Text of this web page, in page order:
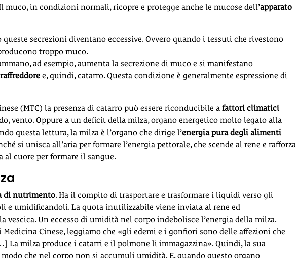
muco, in condizioni normali, ricopre e protegge anche le mucose dell’apparato
secrezioni diventano eccessive. Ovvero quando i tessuti che rivestono
troppo muco.
ad esempio, aumenta la secrezione di muco e si manifestano
raffreddore e, quindi, catarro. Questa condizione è generalmente espressione di
(MTC) la presenza di catarro può essere riconducibile a fattori climatici
vento. Oppure a un deficit della milza, organo energetico molto legato alla
questa lettura, la milza è l’organo che dirige l’energia pura degli alimenti
si unisca all’aria per formare l’energia pettorale, che scende al rene e rafforza
al cuore per formare il sangue.
di nutrimento. Ha il compito di trasportare e trasformare i liquidi verso gli
e umidificandoli. La quota inutilizzabile viene inviata al rene ed
vescica. Un eccesso di umidità nel corpo indebolisce l’energia della milza.
Medicina Cinese, leggiamo che «gli edemi e i gonfiori sono delle affezioni che
La milza produce i catarri e il polmone li immagazzina». Quindi, la sua
che nel corpo non si accumuli umidità. E, quando questo organo